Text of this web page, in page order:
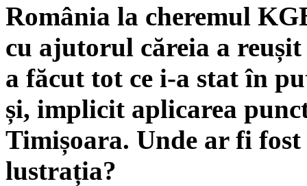
România la cheremul
cu ajutorul căreia a
a făcut tot ce i-a stat în
și, implicit aplicarea
Timișoara. Unde ar fi
lustrația?